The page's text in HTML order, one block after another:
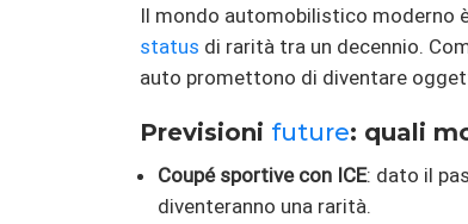
Il mondo automobilistico moderno
status di rarità tra un decennio.
auto promettono di diventare
Previsioni future: quali
Coupé sportive con ICE: dato il
diventeranno una rarità.